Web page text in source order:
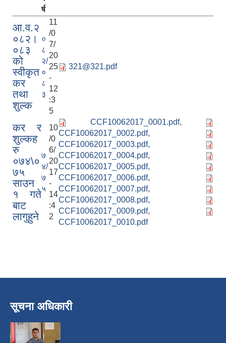
र्ष
आ.व.२
०८२।
०८३
को
स्वीकृत
कर
तथा
शुल्क
०
८
२/
०
८
३
11
/0
7/
20
25
-
12
:3
5
321@321.pdf
कर र
शुल्कह
रु
०७४\०
७५
साउन
१ गते
बाट
लागुहुने
७
४/
७
५
10
/0
6/
20
17
-
14
:4
2
CCF10062017_0001.pdf,
CCF10062017_0002.pdf,
CCF10062017_0003.pdf,
CCF10062017_0004.pdf,
CCF10062017_0005.pdf,
CCF10062017_0006.pdf,
CCF10062017_0007.pdf,
CCF10062017_0008.pdf,
CCF10062017_0009.pdf,
CCF10062017_0010.pdf
सूचना अधिकारी